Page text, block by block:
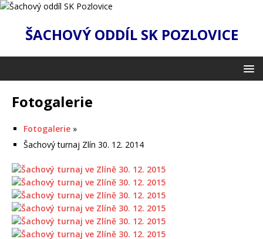
ŠACHOVÝ ODDÍL SK POZLOVICE
Fotogalerie
Fotogalerie »
Šachový turnaj Zlín 30. 12. 2014